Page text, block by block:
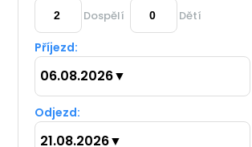
Dospělí Dětí
Příjezd:
06.08.2026▼
Odjezd:
21.08.2026▼